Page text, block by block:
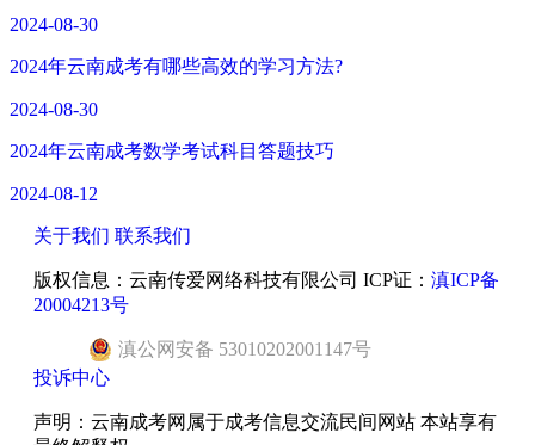
2024-08-30
2024年云南成考有哪些高效的学习方法?
2024-08-30
2024年云南成考数学考试科目答题技巧
2024-08-12
关于我们 联系我们
版权信息：云南传爱网络科技有限公司 ICP证： 滇ICP备
20004213号
滇公网安备 53010202001147号
投诉中心
声明：云南成考网属于成考信息交流民间网站 本站享有